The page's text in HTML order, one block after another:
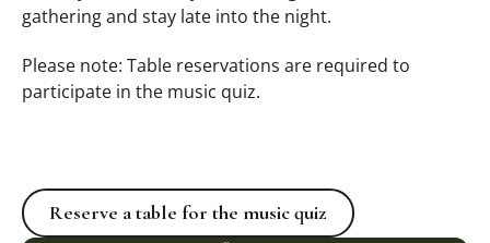
gathering and stay late into the night.
Please note: Table reservations are required to
participate in the music quiz.
Reserve a table for the music quiz
Reserve a table for the music quiz